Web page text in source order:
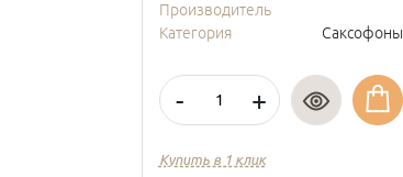
Производитель
Категория
Саксофоны
- +
Купить в 1 клик